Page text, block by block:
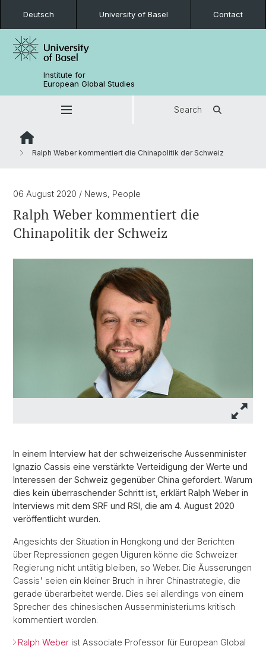
Deutsch University of Basel Contact
Institute for
European Global Studies
Search
Ralph Weber kommentiert die Chinapolitik der Schweiz
06 August 2020 / News, People
Ralph Weber kommentiert die
Chinapolitik der Schweiz
In einem Interview hat der schweizerische Aussenminister
Ignazio Cassis eine verstärkte Verteidigung der Werte und
Interessen der Schweiz gegenüber China gefordert. Warum
dies kein überraschender Schritt ist, erklärt Ralph Weber in
Interviews mit dem SRF und RSI, die am 4. August 2020
veröffentlicht wurden.
Angesichts der Situation in Hongkong und der Berichten
über Repressionen gegen Uiguren könne die Schweizer
Regierung nicht untätig bleiben, so Weber. Die Äusserungen
Cassis' seien ein kleiner Bruch in ihrer Chinastrategie, die
gerade überarbeitet werde. Dies sei allerdings von einem
Sprecher des chinesischen Aussenministeriums kritisch
kommentiert worden.
Ralph Weber ist Associate Professor für European Global